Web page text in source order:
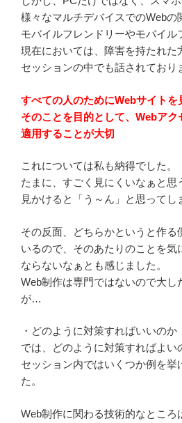
様々なマルチデバイスでのWebの
モバイルフレンドリーやモバイル
現在においては、障害を持たれた
セッションの中でも話されており
すべての人のためにWebサイトを
そのことを目的として、Webアク
適用することが大切
これについては私も納得でした。
たまに、すごく見にくいなぁと思
見かけると「う～ん」と思ってし
その反面、どちらかというと作る
いるので、そのあたりのことを気
ならないなぁとも感じました。
Web制作は専門ではないので大し
が…
・どのように対策すればいいのか
では、どのように対策すればよい
セッション内ではいくつか例を挙
た。
Web制作に関わる技術的なところ